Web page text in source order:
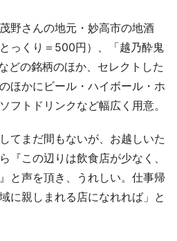
野さんの地元・妙高市の地酒
っくり＝500円）、「越乃酔鬼
どの銘柄のほか、セレクトした
ほかにビール・ハイボール・ホ
フトドリンクなど幅広く用意。
てまだ間もないが、お越しいた
『この辺りは飲食店が少なく、
と声を頂き、うれしい。仕事帰
に親しまれる店になれれば」と